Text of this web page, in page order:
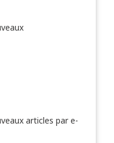
articles par e-